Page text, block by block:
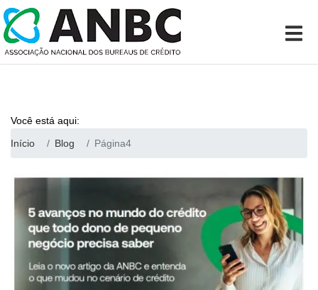
Você está aqui:
Início
Blog Página4